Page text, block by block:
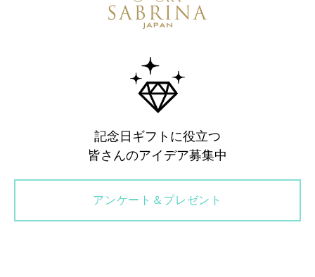
記念日ギフトに役立つ
皆さんのアイデア募集中
アンケート＆プレゼント